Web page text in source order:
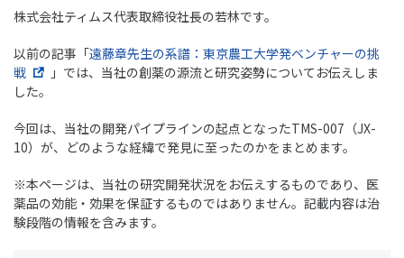
株式会社ティムス代表取締役社長の若林です。
以前の記事「遠藤章先生の系譜：東京農工大学発ベンチャーの挑
戦
」では、当社の創薬の源流と研究姿勢についてお伝えしま
した。
今回は、当社の開発パイプラインの起点となったTMS-007（JX-
10）が、どのような経緯で発見に至ったのかをまとめます。
※本ページは、当社の研究開発状況をお伝えするものであり、医
薬品の効能・効果を保証するものではありません。記載内容は治
験段階の情報を含みます。